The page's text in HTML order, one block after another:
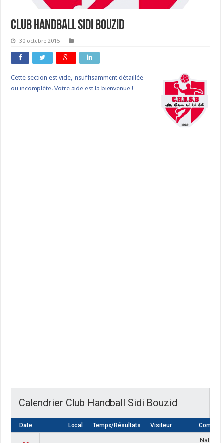
Club Handball Sidi Bouzid
30 octobre 2015
Cette section est vide, insuffisamment détaillée
ou incomplète. Votre aide est la bienvenue !
Calendrier Club Handball Sidi Bouzid
Date Local Temps/Résultats Visiteur